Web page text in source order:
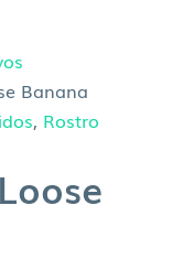
Banana
, Rostro